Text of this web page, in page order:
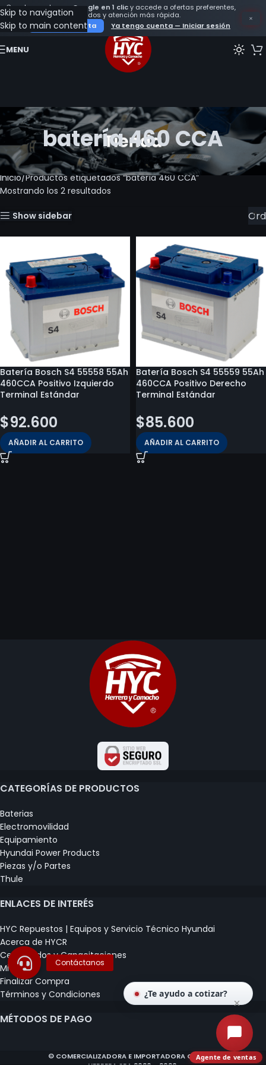
Crea tu cuenta con Google en 1 clicy accede a ofertas preferentes,
seguimiento de tus pedidos y atención más rápida.
Crear mi cuenta
Ya tengo cuenta — Iniciar sesión
×
Skip to navigation
Skip to main content
MENU
batería 460 CCA
Inicio Productos etiquetados “batería 460 CCA”
Mostrando los 2 resultados
Show sidebar
Batería Bosch S4 55558 55Ah
460CCA Positivo Izquierdo
Terminal Estándar
$92.600
AÑADIR AL CARRITO
Batería Bosch S4 55559 55Ah
460CCA Positivo Derecho
Terminal Estándar
$85.600
AÑADIR AL CARRITO
CATEGORÍAS DE PRODUCTOS
Baterias
Electromovilidad
Equipamiento
Hyundai Power Products
Piezas y/o Partes
Thule
ENLACES DE INTERÉS
HYC Repuestos | Equipos y Servicio Técnico Hyundai
Acerca de HYCR
Certificados y Capacitaciones
Mi Carrito
Finalizar Compra
Términos y Condiciones
MÉTODOS DE PAGO
© COMERCIALIZADORA E IMPORTADORA CLAUDIO
¿Te ayudo a cotizar?
Agente de ventas